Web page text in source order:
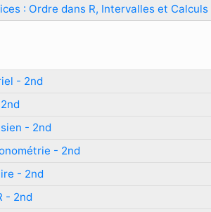
: Ordre dans R, Intervalles et
- 2nd
- 2nd
- 2nd
- 2nd
- 2nd